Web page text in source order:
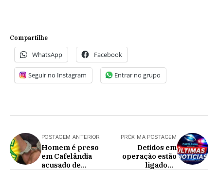
Compartilhe
WhatsApp Facebook
Seguir no Instagram Entrar no grupo
POSTAGEM ANTERIOR
Homem é preso
em Cafelândia
acusado de
PRÓXIMA POSTAGEM
Detidos em
operação estão
ligados a